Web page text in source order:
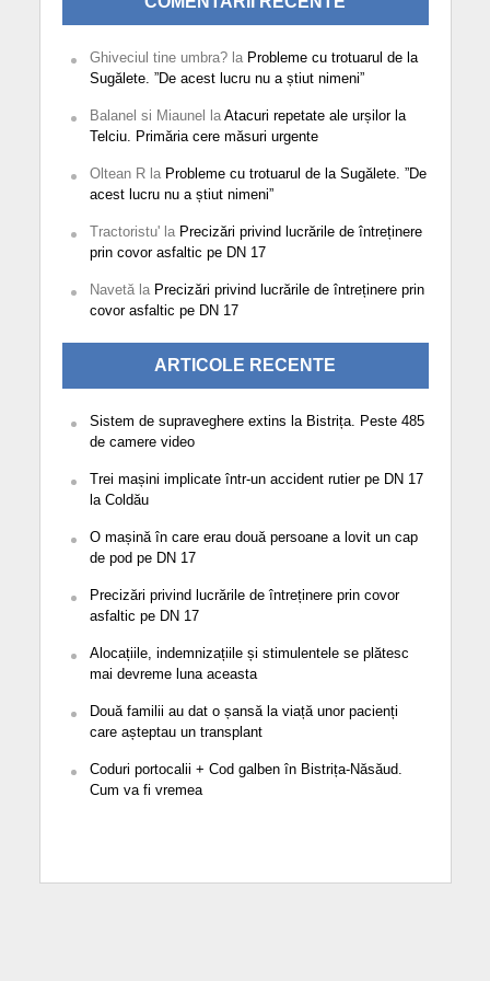
Ghiveciul tine umbra?la Probleme cu trotuarul de la
Sugălete. ”De acest lucru nu a știut nimeni”
Balanel si Miaunel la Atacuri repetate ale urșilor la
Telciu. Primăria cere măsuri urgente
Oltean Rla Probleme cu trotuarul de la Sugălete. ”De
acest lucru nu a știut nimeni”
Tractoristu'la Precizări privind lucrările de întreținere
prin covor asfaltic pe DN 17
Navetăla Precizări privind lucrările de întreținere prin
covor asfaltic pe DN 17
ARTICOLE RECENTE
Sistem de supraveghere extins la Bistrița. Peste 485
de camere video
Trei mașini implicate într-un accident rutier pe DN 17
la Coldău
O mașină în care erau două persoane a lovit un cap
de pod pe DN 17
Precizări privind lucrările de întreținere prin covor
asfaltic pe DN 17
Alocațiile, indemnizațiile și stimulentele se plătesc
mai devreme luna aceasta
Două familii au dat o șansă la viață unor pacienți
care așteptau un transplant
Coduri portocalii + Cod galben în Bistrița-Năsăud.
Cum va fi vremea